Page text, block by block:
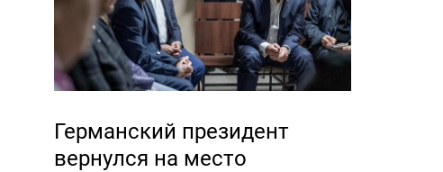
Германский президент
вернулся на место